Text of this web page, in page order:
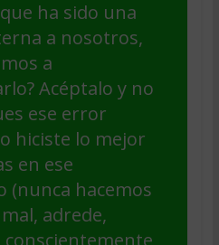
ha sido una
a nosotros,
a
Acéptalo y no
ese error
hiciste lo mejor
en ese
(nunca hacemos
adrede,
conscientemente